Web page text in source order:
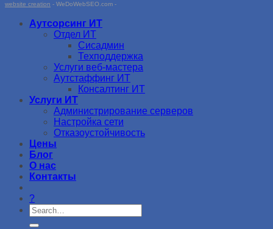
website creation - WeDoWebSEO.com -
Аутсорсинг ИТ
Отдел ИТ
Сисадмин
Техподдержка
Услуги веб-мастера
Аутстаффинг ИТ
Консалтинг ИТ
Услуги ИТ
Администрирование серверов
Настройка сети
Отказоустойчивость
Цены
Блог
О нас
Контакты
?